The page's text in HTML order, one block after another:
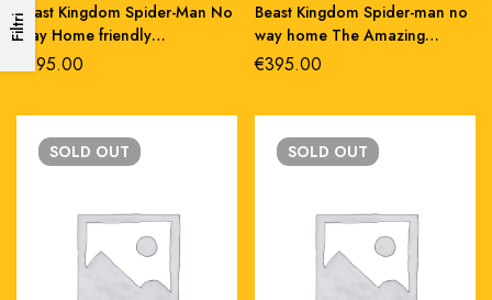
Filtri
Beast Kingdom Spider-Man No
Way Home friendly
neighborhood Spider-Man
395.00
Beast Kingdom Spider-man no
way home The Amazing
Spider-Man master craft statue
€395.00
SOLD OUT SOLD OUT